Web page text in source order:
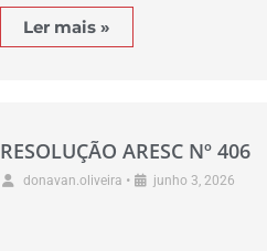
Ler mais »
RESOLUÇÃO ARESC Nº 406
donavan.oliveira • junho 3, 2026